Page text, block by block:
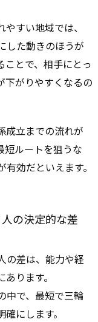
すい地域では、
した動きのほうが
ことで、相手にとっ
下がりやすくなるの
成立までの流れが
短ルートを狙うな
効だといえます。
の決定的な差
の差は、能力や経
ります。
中で、最短で三輪
にします。